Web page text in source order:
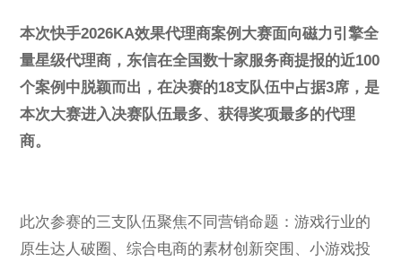
ESG
联系东信
本次快手2026KA效果代理商案例大赛面向磁力引擎全
量星级代理商， 东信在全国数十家服务商提报的近100
个案例中脱颖而出，在决赛的18支队伍中占据3席，是
本次大赛进入决赛队伍最多、获得奖项最多的代理
商。
此次参赛的三支队伍聚焦不同营销命题：游戏行业的
原生达人破圈、综合电商的素材创新突围、小游戏投